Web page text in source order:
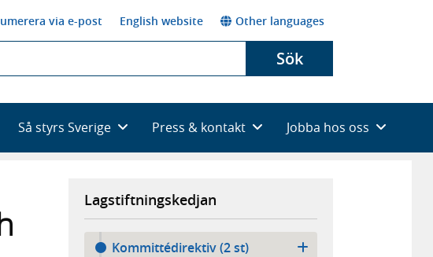
via e-post English website Other languages
Sök
Så styrs Sverige Press & kontakt Jobba hos oss
Lagstiftningskedjan
Kommittédirektiv (2 st)